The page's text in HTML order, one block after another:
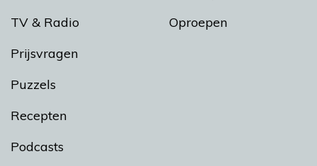
TV & Radio
Prijsvragen
Puzzels
Recepten
Podcasts
Oproepen